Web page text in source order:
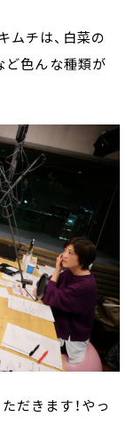
ムチは、白菜の
ど色んな種類が
だきます！やっ